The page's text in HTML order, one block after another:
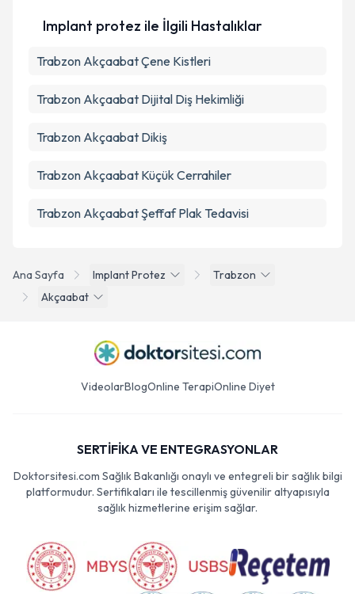
Ana Sayfa Implant Protez
Trabzon
Akçaabat
Implant protez ile İlgili Hastalıklar
Trabzon Akçaabat Çene Kistleri
Trabzon Akçaabat Dijital Diş Hekimliği
Trabzon Akçaabat Dikiş
Trabzon Akçaabat Küçük Cerrahiler
Trabzon Akçaabat Şeffaf Plak Tedavisi
VideolarBlogOnline TerapiOnline Diyet
SERTİFİKA VE ENTEGRASYONLAR
Doktorsitesi.com Sağlık Bakanlığı onaylı ve entegreli bir sağlık bilgi
platformudur. Sertifikaları ile tescillenmiş güvenilir altyapısıyla
sağlık hizmetlerine erişim sağlar.